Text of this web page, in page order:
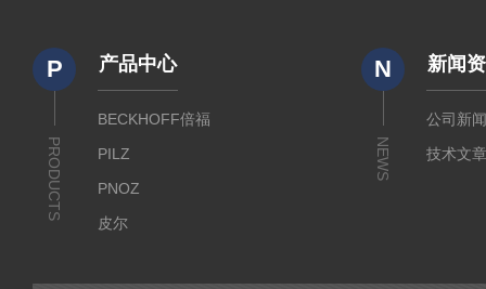
P
PRODUCTS
产品中心
BECKHOFF倍福
PILZ
PNOZ
皮尔
N
NEWS
新闻
公司新
技术文